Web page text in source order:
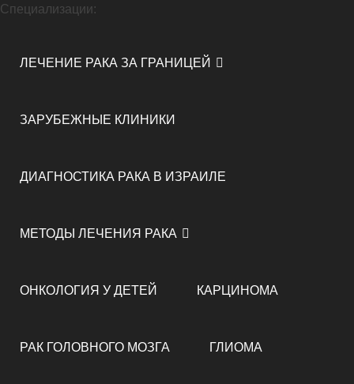
Специализации:
ЛЕЧЕНИЕ РАКА ЗА ГРАНИЦЕЙ
ЗАРУБЕЖНЫЕ КЛИНИКИ
ДИАГНОСТИКА РАКА В ИЗРАИЛЕ
МЕТОДЫ ЛЕЧЕНИЯ РАКА
ОНКОЛОГИЯ У ДЕТЕЙ КАРЦИНОМА
РАК ГОЛОВНОГО МОЗГА ГЛИОМА